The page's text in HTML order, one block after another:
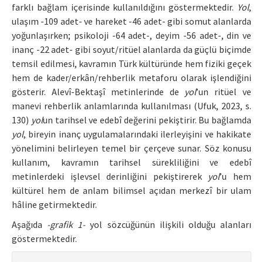
farklı bağlam içerisinde kullanıldığını göstermektedir. Yol,
ulaşım -109 adet- ve hareket -46 adet- gibi somut alanlarda
yoğunlaşırken; psikoloji -64 adet-, deyim -56 adet-, din ve
inanç -22 adet- gibi soyut/ritüel alanlarda da güçlü biçimde
temsil edilmesi, kavramın Türk kültüründe hem fiziki geçek
hem de kader/erkân/rehberlik metaforu olarak işlendiğini
gösterir. Alevî-Bektaşî metinlerinde de yol’un ritüel ve
manevi rehberlik anlamlarında kullanılması (Ufuk, 2023, s.
130) yolun tarihsel ve edebî değerini pekiştirir. Bu bağlamda
yol, bireyin inanç uygulamalarındaki ilerleyişini ve hakikate
yönelimini belirleyen temel bir çerçeve sunar. Söz konusu
kullanım, kavramın tarihsel sürekliliğini ve edebî
metinlerdeki işlevsel derinliğini pekiştirerek yol’u hem
kültürel hem de anlam bilimsel açıdan merkezî bir ulam
hâline getirmektedir.
Aşağıda -grafik 1-yol sözcüğünün ilişkili olduğu alanları
göstermektedir.